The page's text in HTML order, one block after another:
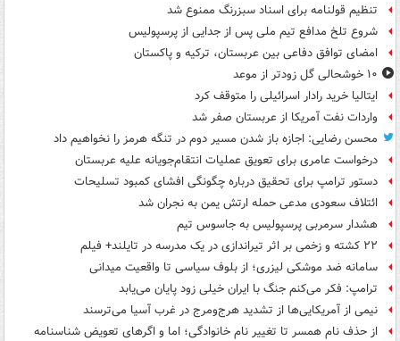
تنظیم قولنامه برای اسناد سبزرنگ ممنوع شد
شروع تلخ مدافع تیم ملی پس از جدایی از پرسپولیس
امضای توافق دفاعی بین عربستان، ترکیه و پاکستان
۱۰ خوشحالی گل زودتر از موعد
ایتالیا خرید رادار اسرائیلی را متوقف کرد
واردات نفت آمریکا از عربستان صفر شد
محسن رضایی: اجازه باز شدن مسیر دوم در تنگه هرمز را نخواهیم داد
درخواست عامری برای تعویق عملیات انتقام‌جویانه علیه عربستان
دستور ترامپ برای تحقیق درباره چگونگی افشای کمبود تسلیحات
ائتلاف سعودی مدعی حمله ارتش یمن به نجران شد
هشدار سرمربی پرسپولیس به جاسوس تیم
۲۲ کشته و زخمی بر اثر تیراندازی در یک مدرسه در تایلند+ فیلم
سامانه ضد موشکی لیزری؛ از بلوف سیاسی تا واقعیت میدانی
ترامپ: فکر می‌کنم جنگ با ایران خیلی زود پایان می‌یابد
نیمی از آمریکایی‌ها از تشدید هرج‌ومرج در غرب آسیا می‌ترسند
از حذف نام همسر تا تغییر نام خانوادگی؛ اما و اگرهای تعویض شناسنامه